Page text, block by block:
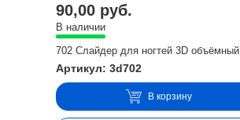
90,00 руб.
В наличии
702 Слайдер для ногтей 3D объёмный
Артикул: 3d702
В корзину